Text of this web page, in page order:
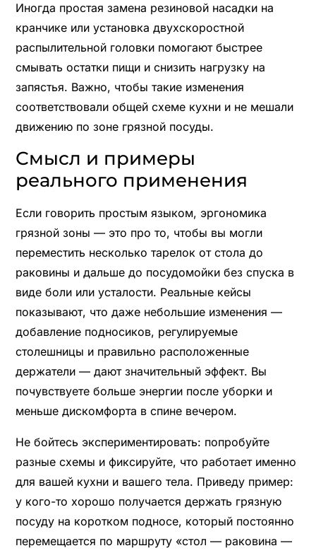
Иногда простая замена резиновой насадки на
кранчике или установка двухскоростной
распылительной головки помогают быстрее
смывать остатки пищи и снизить нагрузку на
запястья. Важно, чтобы такие изменения
соответствовали общей схеме кухни и не мешали
движению по зоне грязной посуды.
Смысл и примеры
реального применения
Если говорить простым языком, эргономика
грязной зоны — это про то, чтобы вы могли
переместить несколько тарелок от стола до
раковины и дальше до посудомойки без спуска в
виде боли или усталости. Реальные кейсы
показывают, что даже небольшие изменения —
добавление подносиков, регулируемые
столешницы и правильно расположенные
держатели — дают значительный эффект. Вы
почувствуете больше энергии после уборки и
меньше дискомфорта в спине вечером.
Не бойтесь экспериментировать: попробуйте
разные схемы и фиксируйте, что работает именно
для вашей кухни и вашего тела. Приведу пример:
у кого-то хорошо получается держать грязную
посуду на коротком подносе, который постоянно
перемещается по маршруту «стол — раковина —